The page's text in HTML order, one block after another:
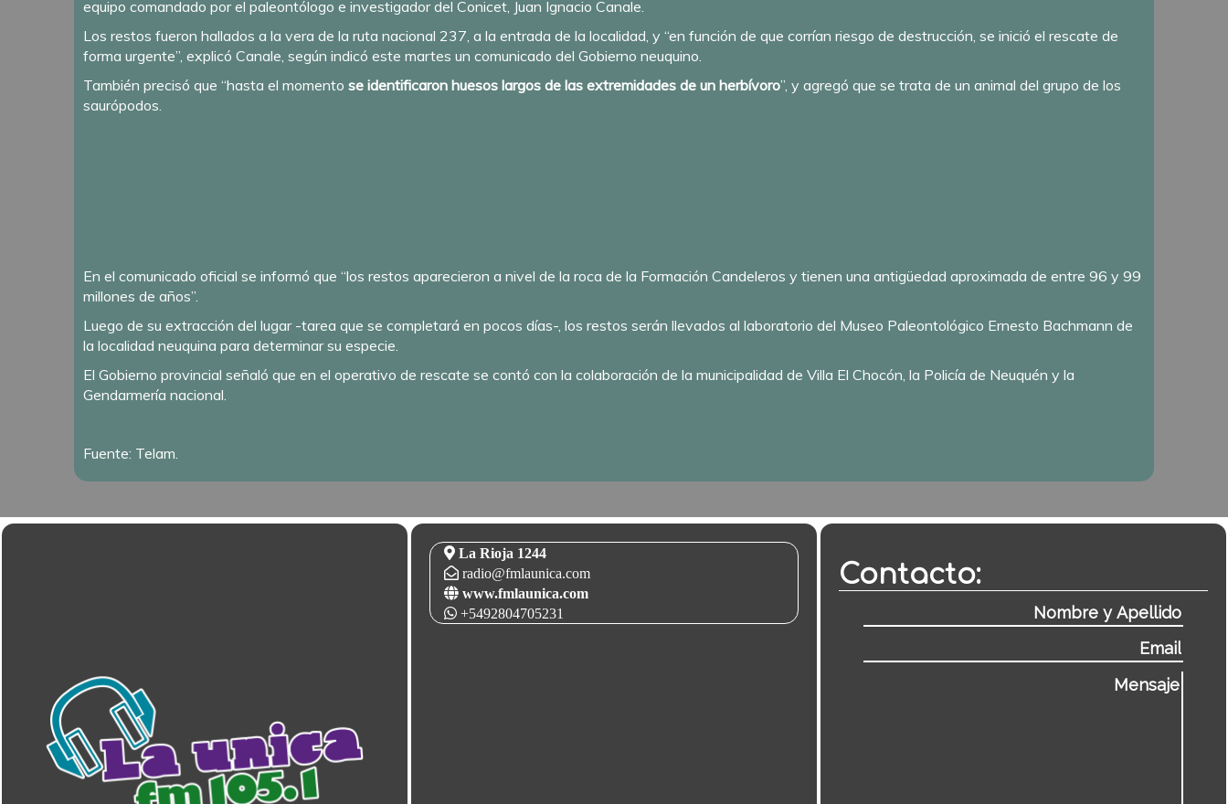
equipo comandado por el paleontólogo e investigador del Conicet, Juan Ignacio Canale.
Los restos fueron hallados a la vera de la ruta nacional 237, a la entrada de la localidad, y “en función de que corrían riesgo de destrucción, se inició el rescate de
forma urgente”, explicó Canale, según indicó este martes un comunicado del Gobierno neuquino.
También precisó que “hasta el momentose identificaron huesos largos de las extremidades de un herbívoro”, y agregó que se trata de un animal del grupo de los
saurópodos.
En el comunicado oficial se informó que “los restos aparecieron a nivel de la roca de la Formación Candeleros y tienen una antigüedad aproximada de entre 96 y 99
millones de años”.
Luego de su extracción del lugar -tarea que se completará en pocos días-, los restos serán llevados al laboratorio del Museo Paleontológico Ernesto Bachmann de
la localidad neuquina para determinar su especie.
El Gobierno provincial señaló que en el operativo de rescate se contó con la colaboración de la municipalidad de Villa El Chocón, la Policía de Neuquén y la
Gendarmería nacional.
Fuente: Telam.
La Rioja 1244
radio@fmlaunica.com
www.fmlaunica.com
+5492804705231
Contacto: